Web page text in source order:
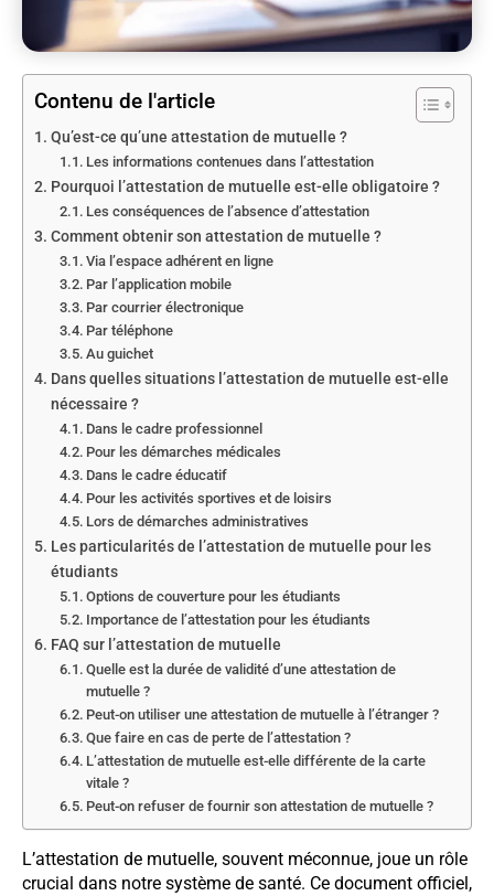
Contenu de l'article
Qu’est-ce qu’une attestation de mutuelle ?
Les informations contenues dans l’attestation
Pourquoi l’attestation de mutuelle est-elle obligatoire ?
Les conséquences de l’absence d’attestation
Comment obtenir son attestation de mutuelle ?
Via l’espace adhérent en ligne
Par l’application mobile
Par courrier électronique
Par téléphone
Au guichet
Dans quelles situations l’attestation de mutuelle est-elle
nécessaire ?
Dans le cadre professionnel
Pour les démarches médicales
Dans le cadre éducatif
Pour les activités sportives et de loisirs
Lors de démarches administratives
Les particularités de l’attestation de mutuelle pour les
étudiants
Options de couverture pour les étudiants
Importance de l’attestation pour les étudiants
FAQ sur l’attestation de mutuelle
Quelle est la durée de validité d’une attestation de
mutuelle ?
Peut-on utiliser une attestation de mutuelle à l’étranger ?
Que faire en cas de perte de l’attestation ?
L’attestation de mutuelle est-elle différente de la carte
vitale ?
Peut-on refuser de fournir son attestation de mutuelle ?
L’attestation de mutuelle, souvent méconnue, joue un rôle
crucial dans notre système de santé. Ce document officiel,